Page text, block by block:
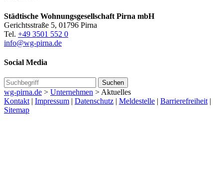
Städtische Wohnungsgesellschaft Pirna mbH
Gerichtsstraße 5, 01796 Pirna
Tel. +49 3501 552 0
info@wg-pirna.de
Social Media
wg-pirna.de > Unternehmen > Aktuelles
Kontakt | Impressum | Datenschutz | Meldestelle | Barrierefreiheit |
Sitemap